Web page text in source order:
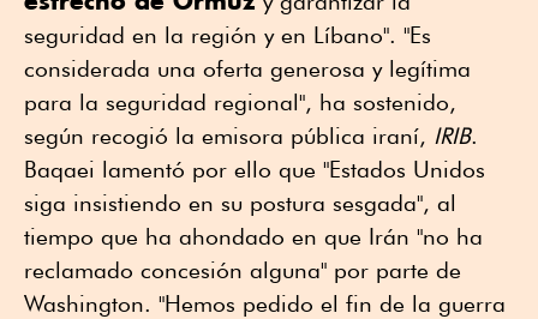
seguridad en la región y en Líbano". "Es
considerada una oferta generosa y legítima
para la seguridad regional", ha sostenido,
según recogió la emisora pública iraní, IRIB.
Baqaei lamentó por ello que "Estados Unidos
siga insistiendo en su postura sesgada", al
tiempo que ha ahondado en que Irán "no ha
reclamado concesión alguna" por parte de
Washington. "Hemos pedido el fin de la guerra